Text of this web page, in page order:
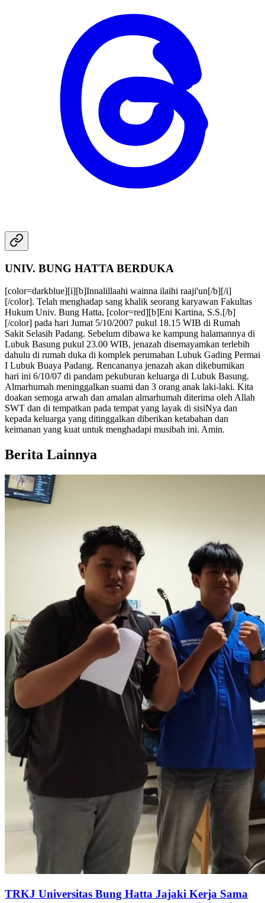
UNIV. BUNG HATTA BERDUKA
[color=darkblue][i][b]Innalillaahi wainna ilaihi raaji'un[/b][/i]
[/color]. Telah menghadap sang khalik seorang karyawan Fakultas
Hukum Univ. Bung Hatta, [color=red][b]Eni Kartina, S.S.[/b]
[/color] pada hari Jumat 5/10/2007 pukul 18.15 WIB di Rumah
Sakit Selasih Padang. Sebelum dibawa ke kampung halamannya di
Lubuk Basung pukul 23.00 WIB, jenazah disemayamkan terlebih
dahulu di rumah duka di komplek perumahan Lubuk Gading Permai
I Lubuk Buaya Padang. Rencananya jenazah akan dikebumikan
hari ini 6/10/07 di pandam pekuburan keluarga di Lubuk Basung.
Almarhumah meninggalkan suami dan 3 orang anak laki-laki. Kita
doakan semoga arwah dan amalan almarhumah diterima oleh Allah
SWT dan di tempatkan pada tempat yang layak di sisiNya dan
kepada keluarga yang ditinggalkan diberikan ketabahan dan
keimanan yang kuat untuk menghadapi musibah ini. Amin.
Berita Lainnya
TRKJ Universitas Bung Hatta Jajaki Kerja Sama